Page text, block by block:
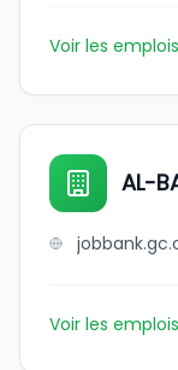
Voir les
AL-
Voir les